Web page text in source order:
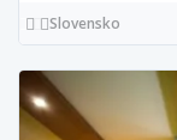
Slovensko